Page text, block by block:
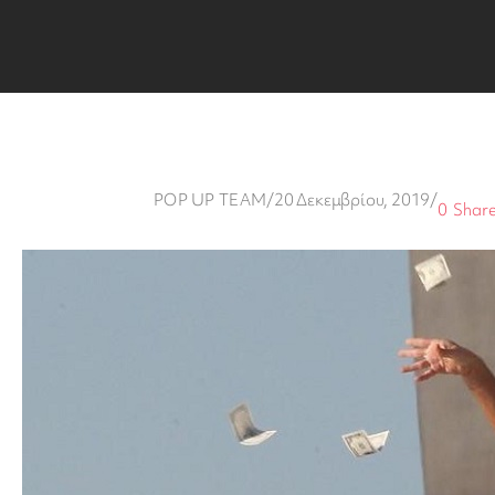
POP UP TEAM/20 Δεκεμβρίου, 2019/0